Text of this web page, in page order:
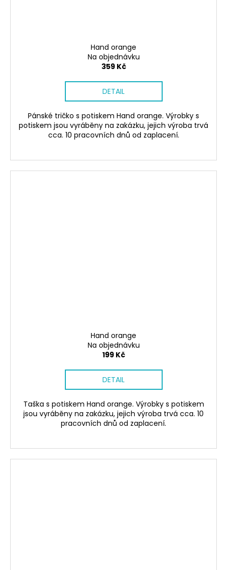
Hand orange
Na objednávku
359 Kč
DETAIL
Pánské tričko s potiskem Hand orange. Výrobky s
potiskem jsou vyráběny na zakázku, jejich výroba trvá
cca. 10 pracovních dnů od zaplacení.
Hand orange
Na objednávku
199 Kč
DETAIL
Taška s potiskem Hand orange. Výrobky s potiskem
jsou vyráběny na zakázku, jejich výroba trvá cca. 10
pracovních dnů od zaplacení.